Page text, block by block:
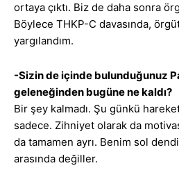
ortaya çıktı. Biz de daha sonra
Böylece THKP-C davasında,
yargılandım.
-Sizin de içinde bulunduğunuz
geleneğinden bugüne ne kaldı?
Bir şey kalmadı. Şu günkü
sadece. Zihniyet olarak da
da tamamen ayrı. Benim sol
arasında değiller.